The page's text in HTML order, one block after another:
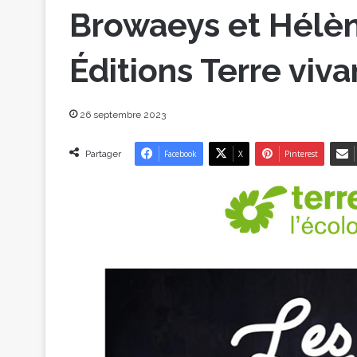
Browaeys et
Éditions Terre
26 septembre 2023
Partager Facebook X Pinterest